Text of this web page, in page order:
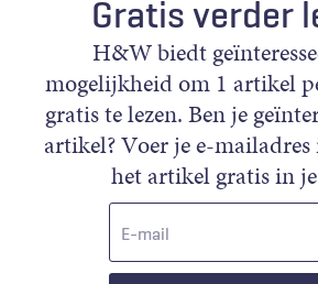
Gratis verder
H&W biedt
mogelijkheid om 1 artikel
gratis te lezen. Ben je
artikel? Voer je e-
het artikel gratis in